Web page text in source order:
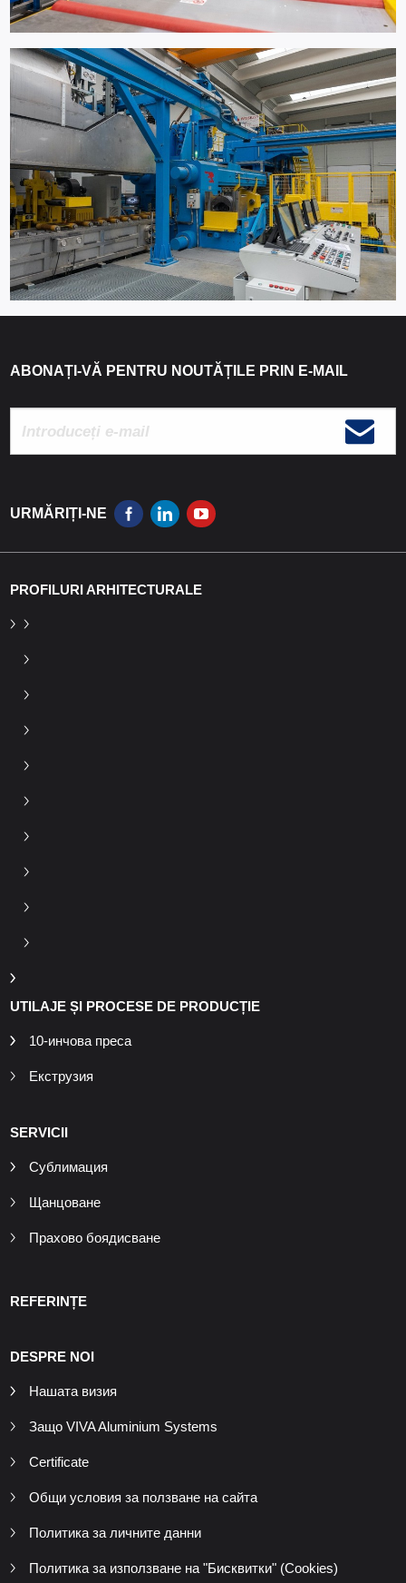
ABONAȚI-VĂ PENTRU NOUTĂȚILE PRIN E-MAIL
URMĂRIȚI-NE
PROFILURI ARHITECTURALE
UTILAJE ȘI PROCESE DE PRODUCȚIE
10-инчова преса
Екструзия
SERVICII
Сублимация
Щанцоване
Прахово боядисване
REFERINȚE
DESPRE NOI
Нашата визия
Защо VIVA Aluminium Systems
Certificate
Общи условия за ползване на сайта
Политика за личните данни
Политика за използване на "Бисквитки" (Cookies)